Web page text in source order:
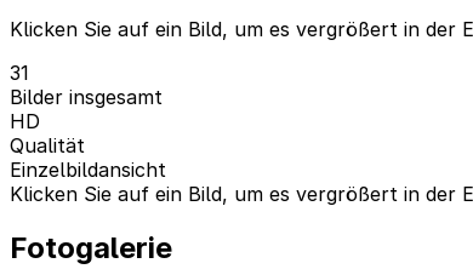
Klicken Sie auf ein Bild, um es vergrößert in der
31
Bilder insgesamt
HD
Qualität
Einzelbildansicht
Klicken Sie auf ein Bild, um es vergrößert in der
Fotogalerie